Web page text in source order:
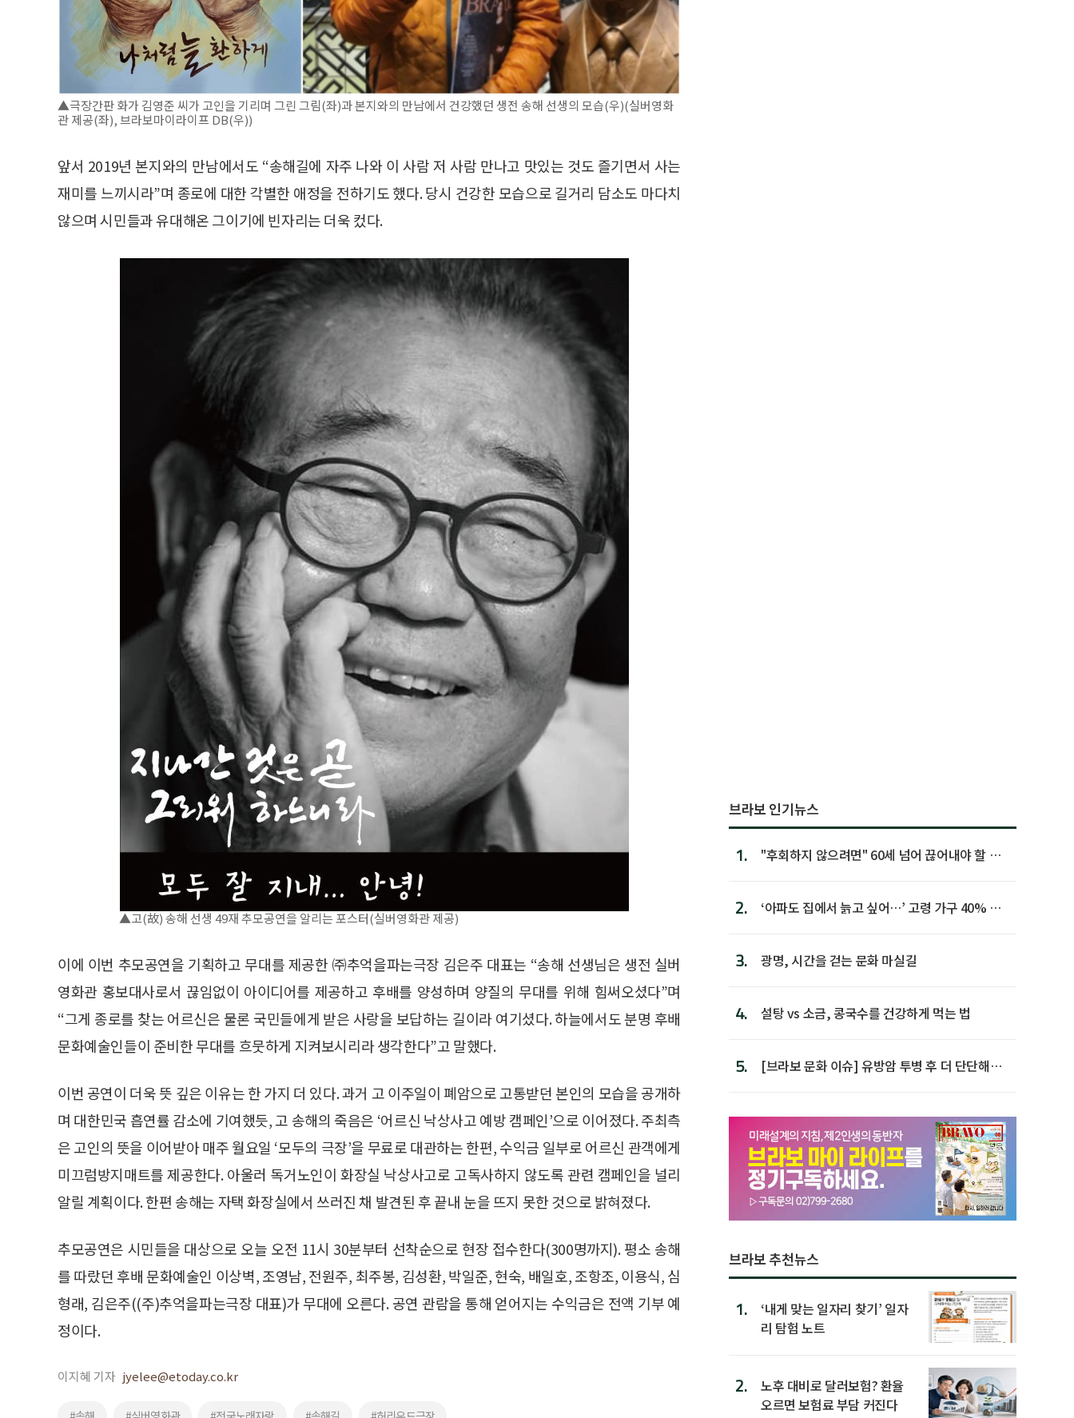
▲극장간판 화가 김영준 씨가 고인을 기리며 그린 그림(좌)과 본지와의 만남에서 건강했던 생전 송해 선생의 모습(우)(실버영화
관 제공(좌), 브라보마이라이프 DB(우))
앞서 2019년 본지와의 만남에서도 “송해길에 자주 나와 이 사람 저 사람 만나고 맛있는 것도 즐기면서 사는
재미를 느끼시라”며 종로에 대한 각별한 애정을 전하기도 했다. 당시 건강한 모습으로 길거리 담소도 마다치
않으며 시민들과 유대해온 그이기에 빈자리는 더욱 컸다.
▲고(故) 송해 선생 49재 추모공연을 알리는 포스터(실버영화관 제공)
이에 이번 추모공연을 기획하고 무대를 제공한 ㈜추억을파는극장 김은주 대표는 “송해 선생님은 생전 실버
영화관 홍보대사로서 끊임없이 아이디어를 제공하고 후배를 양성하며 양질의 무대를 위해 힘써오셨다”며
“그게 종로를 찾는 어르신은 물론 국민들에게 받은 사랑을 보답하는 길이라 여기셨다. 하늘에서도 분명 후배
문화예술인들이 준비한 무대를 흐뭇하게 지켜보시리라 생각한다”고 말했다.
이번 공연이 더욱 뜻 깊은 이유는 한 가지 더 있다. 과거 고 이주일이 폐암으로 고통받던 본인의 모습을 공개하
며 대한민국 흡연률 감소에 기여했듯, 고 송해의 죽음은 ‘어르신 낙상사고 예방 캠페인’으로 이어졌다. 주최측
은 고인의 뜻을 이어받아 매주 월요일 ‘모두의 극장’을 무료로 대관하는 한편, 수익금 일부로 어르신 관객에게
미끄럼방지매트를 제공한다. 아울러 독거노인이 화장실 낙상사고로 고독사하지 않도록 관련 캠페인을 널리
알릴 계획이다. 한편 송해는 자택 화장실에서 쓰러진 채 발견된 후 끝내 눈을 뜨지 못한 것으로 밝혀졌다.
추모공연은 시민들을 대상으로 오늘 오전 11시 30분부터 선착순으로 현장 접수한다(300명까지). 평소 송해
를 따랐던 후배 문화예술인 이상벽, 조영남, 전원주, 최주봉, 김성환, 박일준, 현숙, 배일호, 조항조, 이용식, 심
형래, 김은주((주)추억을파는극장 대표)가 무대에 오른다. 공연 관람을 통해 얻어지는 수익금은 전액 기부 예
정이다.
이지혜 기자 jyelee@etoday.co.kr
브라보 인기뉴스
1.
"후회하지 않으려면" 60세 넘어 끊어내야 할 사
2.
‘아파도 집에서 늙고 싶어…’ 고령 가구 40% 노
3. 광명, 시간을 걷는 문화 마실길
4. 설탕 vs 소금, 콩국수를 건강하게 먹는 법
5.
[브라보 문화 이슈] 유방암 투병 후 더 단단해진
브라보 추천뉴스
1.
‘내게 맞는 일자리 찾기’ 일자
리 탐험 노트
2.
노후 대비로 달러보험? 환율
오르면 보험료 부담 커진다